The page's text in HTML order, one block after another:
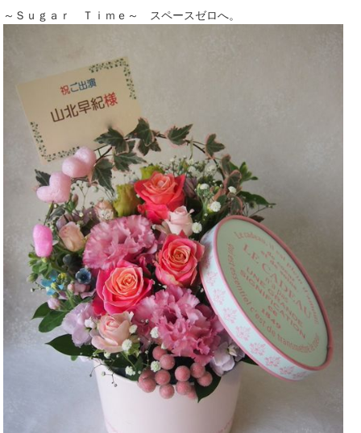
～Ｓｕｇａｒ Ｔｉｍｅ～ スペースゼロへ。